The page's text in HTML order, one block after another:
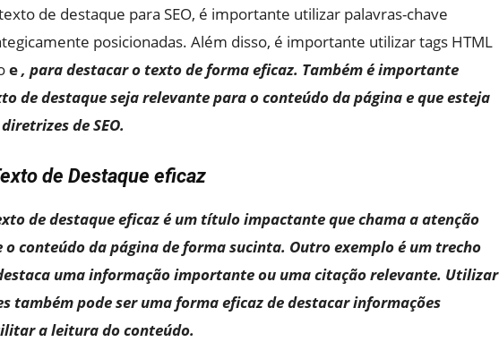
de destaque para SEO, é importante utilizar palavras-chave
posicionadas. Além disso, é importante utilizar tags HTML
e, para destacar o texto de forma eficaz. Também é importante
de destaque seja relevante para o conteúdo da página e que esteja
de SEO.
de Destaque eficaz
de destaque eficaz é um título impactante que chama a atenção
o conteúdo da página de forma sucinta. Outro exemplo é um trecho
uma informação importante ou uma citação relevante. Utilizar
também pode ser uma forma eficaz de destacar informações
a leitura do conteúdo.